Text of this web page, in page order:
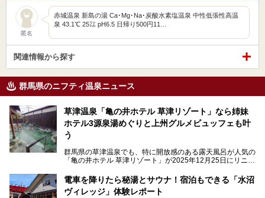
匿名
赤城温泉 新島の湯 Ca･Mg･Na･炭酸水素塩温泉 中性低張性高温
泉 43.1℃ 25㍑ pH6.5 日帰り500円11…
関連情報から探す
群馬県のニフティ温泉ニュース
草津温泉「亀の井ホテル 草津リゾート」なら姉妹
ホテル3源泉湯めぐりと上州グルメビュッフェも叶
う
群馬県の草津温泉でも、特に開放感のある露天風呂が人気の
「亀の井ホテル 草津リゾート」が2025年12月25日にリニュ
ロビーや客室が綺麗になって、上州グルメにこだわったビュ
ッフェも人気！アクセスはシャトルバスで楽々、さらに草津
温泉にある姉妹ホテルの「草津温泉 大東舘」「亀の井ホテ
電車を降りたら秘湯とサウナ！宿泊もできる「水沼
ヴィレッジ」体験レポート